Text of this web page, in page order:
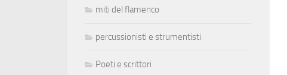
miti del flamenco
percussionisti e strumentisti
Poeti e scrittori